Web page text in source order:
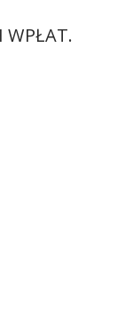
WPŁAT.